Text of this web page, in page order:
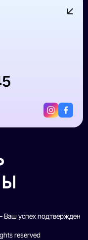
Ваш успех подтвержден
reserved